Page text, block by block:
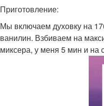
Приготовление:
Мы включаем духовку на
ванилин. Взбиваем на
миксера, у меня 5 мин и на